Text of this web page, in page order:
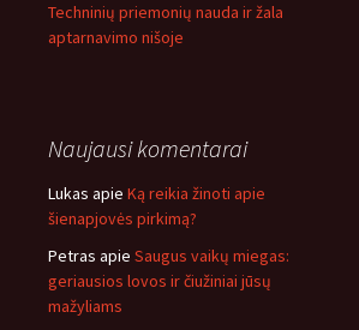
Techninių priemonių nauda ir žala
aptarnavimo nišoje
Naujausi komentarai
Lukas apie Ką reikia žinoti apie
šienapjovės pirkimą?
Petras apie Saugus vaikų miegas:
geriausios lovos ir čiužiniai jūsų
mažyliams